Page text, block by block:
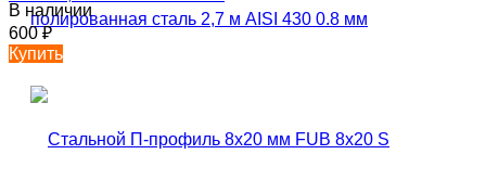
В наличии
600₽
Купить